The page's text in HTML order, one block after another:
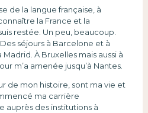
de la langue française, à
la France et la
restée. Un peu, beaucoup.
séjours à Barcelone et à
À Bruxelles mais aussi à
m’a amenée jusqu’à Nantes.
de mon histoire, sont ma vie et
ma carrière
auprès des institutions à